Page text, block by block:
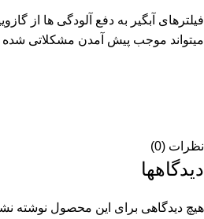
فیلترهای آبگیر به دفع آلودگی ها از
میتواند موجب پیش آمدن مشکلاتی شده و
نظرات (0)
دیدگاهها
هیچ دیدگاهی برای این محصول نوشته